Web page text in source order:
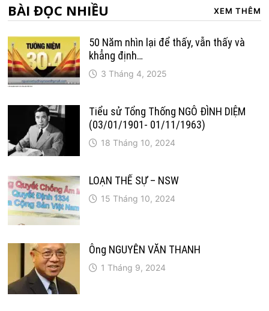
BÀI ĐỌC NHIỀU XEM THÊM
50 Năm nhìn lại để thấy, vẫn thấy và
khẳng định…
3 Tháng 4, 2025
Tiểu sử Tổng Thống NGÔ ĐÌNH DIỆM
(03/01/1901- 01/11/1963)
18 Tháng 10, 2024
LOẠN THẾ SỰ – NSW
15 Tháng 10, 2024
Ông NGUYỄN VĂN THANH
1 Tháng 9, 2024